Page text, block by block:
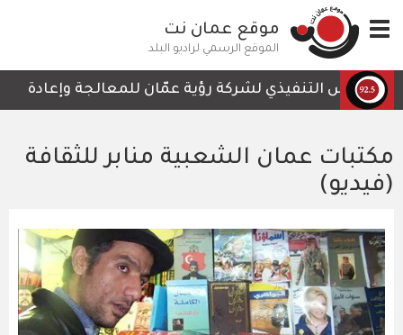
إلى
المحتوى
الرئيسي
Toggle
navigation
موقع عمان نت
الموقع الرسمي لراديو البلد
الرئيس التنفيذي لشركة رؤية عمّان للمعالجة وإعادة
مكتبات عمان الشعبية منابر للثقافة
(فيديو)